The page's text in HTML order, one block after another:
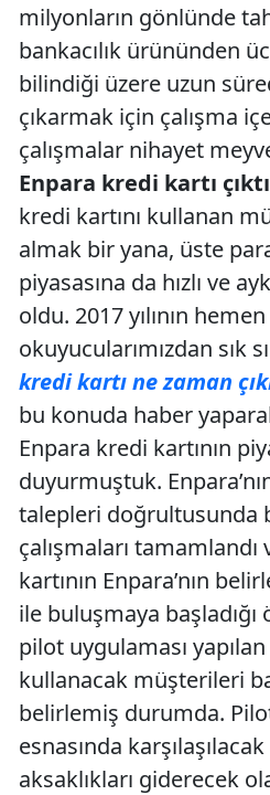
milyonların gönlünde
bankacılık ürününden
bilindiği üzere uzun
çıkarmak için çalışma
çalışmalar nihayet
Enpara kredi kartı
kredi kartını kullanan
almak bir yana, üste
piyasasına da hızlı ve
oldu. 2017 yılının
okuyucularımızdan sık
kredi kartı ne zaman
bu konuda haber
Enpara kredi kartının
duyurmuştuk.
talepleri doğrultusunda
çalışmaları
kartının Enpara’nın
ile buluşmaya
pilot uygulaması
kullanacak müşterileri
belirlemiş durumda.
esnasında
aksaklıkları giderecek